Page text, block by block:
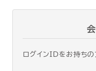
ログインIDをお持ちの